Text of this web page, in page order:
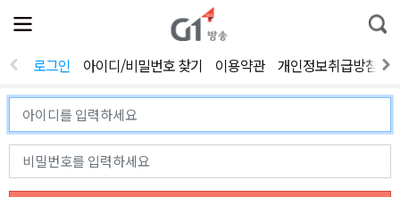
전
체
뉴
열
통
합
색
로그인 아이디/비밀번호 찾기 이용약관 개인정보취급방침